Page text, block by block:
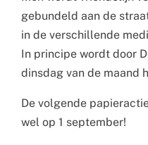
gebundeld aan de
in de verschillende
In principe wordt door
dinsdag van de maand
De volgende
wel op 1 september!